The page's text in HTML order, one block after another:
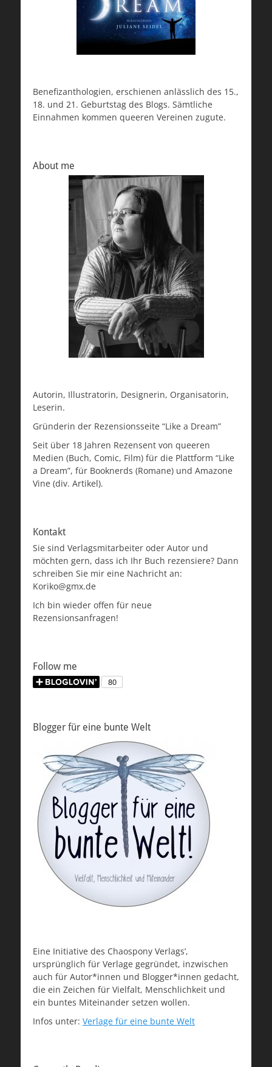
Benefizanthologien, erschienen anlässlich des 15.,
18. und 21. Geburtstag des Blogs. Sämtliche
Einnahmen kommen queeren Vereinen zugute.
About me
Autorin, Illustratorin, Designerin, Organisatorin,
Leserin.
Gründerin der Rezensionsseite “Like a Dream”
Seit über 18 Jahren Rezensent von queeren
Medien (Buch, Comic, Film) für die Plattform “Like
a Dream”, für Booknerds (Romane) und Amazone
Vine (div. Artikel).
Kontakt
Sie sind Verlagsmitarbeiter oder Autor und
möchten gern, dass ich Ihr Buch rezensiere? Dann
schreiben Sie mir eine Nachricht an:
Koriko@gmx.de
Ich bin wieder offen für neue
Rezensionsanfragen!
Follow me
Blogger für eine bunte Welt
Eine Initiative des Chaospony Verlags’,
ursprünglich für Verlage gegründet, inzwischen
auch für Autor*innen und Blogger*innen gedacht,
die ein Zeichen für Vielfalt, Menschlichkeit und
ein buntes Miteinander setzen wollen.
Infos unter: Verlage für eine bunte Welt